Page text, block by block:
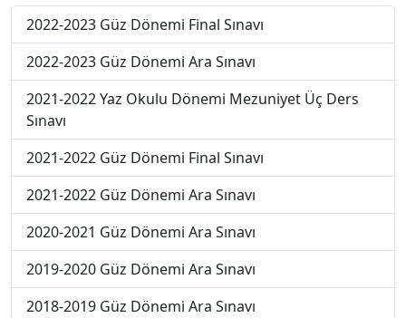
2022-2023 Güz Dönemi Final Sınavı
2022-2023 Güz Dönemi Ara Sınavı
2021-2022 Yaz Okulu Dönemi Mezuniyet Üç Ders
Sınavı
2021-2022 Güz Dönemi Final Sınavı
2021-2022 Güz Dönemi Ara Sınavı
2020-2021 Güz Dönemi Ara Sınavı
2019-2020 Güz Dönemi Ara Sınavı
2018-2019 Güz Dönemi Ara Sınavı